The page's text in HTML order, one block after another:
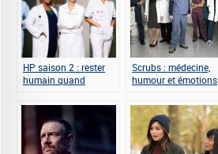
HP saison 2 : rester
humain quand
Scrubs : médecine,
humour et émotions